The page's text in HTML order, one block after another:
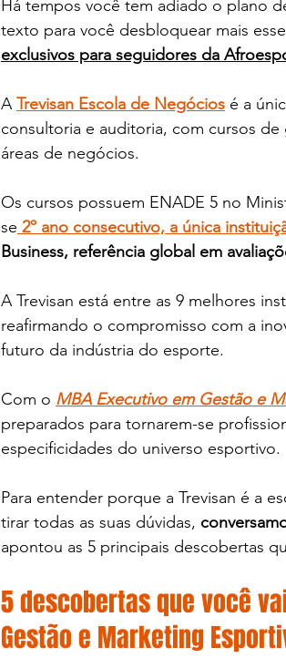
Há tempos você tem adiado o plano
texto para você desbloquear mais
exclusivos para seguidores da
A Trevisan Escola de Negócios é a
consultoria e auditoria, com cursos
áreas de negócios.
Os cursos possuem ENADE 5 no
se 2º ano consecutivo, a única
Business, referência global em
A Trevisan está entre as 9 melhores
reafirmando o compromisso com a
futuro da indústria do esporte.
Com o MBA Executivo em Gestão e
preparados para tornarem-se
especificidades do universo esportivo.
Para entender porque a Trevisan é a
tirar todas as suas dúvidas,
apontou as 5 principais descobertas
5 descobertas que você
Gestão e Marketing